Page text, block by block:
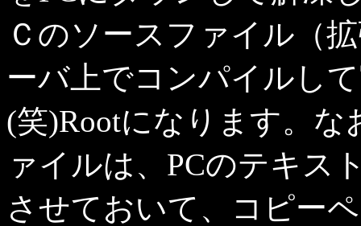
Ｃのソースファイル（
ーバ上でコンパイルし
(笑)Rootになります。
ァイルは、PCのテキス
させておいて、コピー